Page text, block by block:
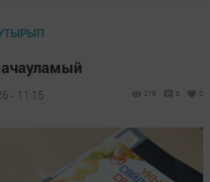
- 11:15 218 0 0